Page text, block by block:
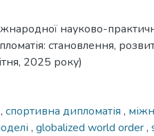
науково-
становлення,
2025 року)
, спортивна дипломатія ,
, globalized world order,